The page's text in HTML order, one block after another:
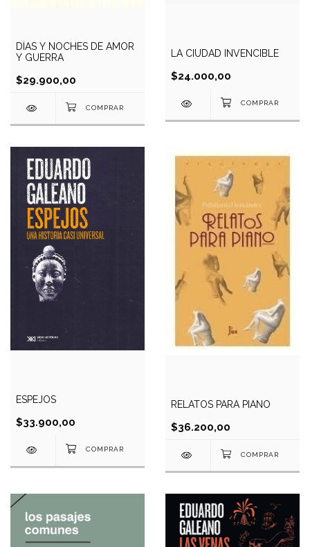
DÍAS Y NOCHES DE AMOR
Y GUERRA
$29.900,00
LA CIUDAD INVENCIBLE
$24.000,00
ESPEJOS
$33.900,00
RELATOS PARA PIANO
$36.200,00